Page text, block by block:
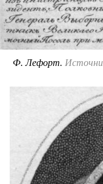
Ф. Лефорт.